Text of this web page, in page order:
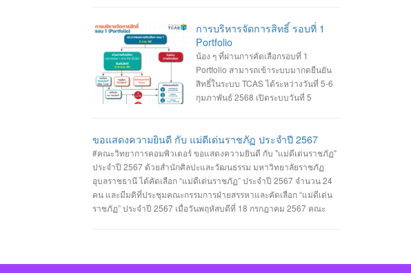
การบริหารจัดการสิทธิ์ รอบที่ 1
Portfolio
น้อง ๆ ที่ผ่านการคัดเลือกรอบที่ 1
Portfolio สามารถเข้าระบบมากดยืนยัน
สิทธิ์ในระบบ TCAS ได้ระหว่างวันที่ 5-6
กุมภาพันธ์ 2568 เปิดระบบวันที่ 5
ขอแสดงความยินดี กับ แม่ดีเด่นราชภัฏ ประจำปี 2567
#คณะวิทยาการคอมพิวเตอร์ ขอแสดงความยินดี กับ "แม่ดีเด่นราชภัฏ"
ประจำปี 2567 ด้วยสำนักศิลปะและวัฒนธรรม มหาวิทยาลัยราชภัฏ
อุบลราชธานี ได้คัดเลือก “แม่ดีเด่นราชภัฏ” ประจำปี 2567 จำนวน 24
คน และมีมติที่ประชุมคณะกรรมการฝ่ายสรรหาและคัดเลือก “แม่ดีเด่น
ราชภัฏ” ประจำปี 2567 เมื่อวันพฤหัสบดีที่ 18 กรกฎาคม 2567 คณะ
วิชาวิศวกรรมซอฟต์แวร์ คณะวิทยาการคอมพิวเตอร์ #คณะวิทยาการ